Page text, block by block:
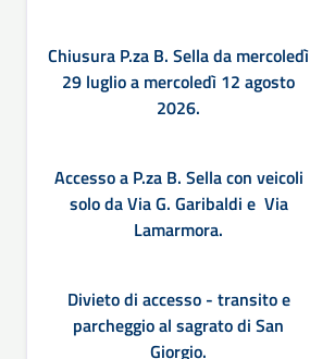
Chiusura P.za B. Sella da mercoledì
29 luglio a mercoledì 12 agosto
2026.
Accesso a P.za B. Sella con veicoli
solo da Via G. Garibaldi e Via
Lamarmora.
Divieto di accesso - transito e
parcheggio al sagrato di San
Giorgio.